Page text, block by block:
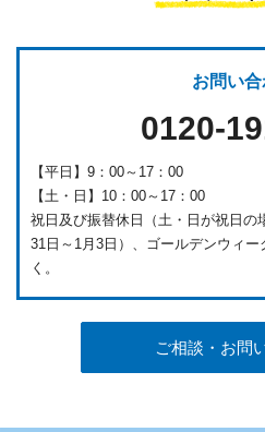
お問い
0120-
【平日】9：00～17：00
【土・日】10：00～17：00
祝日及び振替休日（土・日が祝日の
31日～1月3日）、ゴールデンウィ
く。
ご相談・お問